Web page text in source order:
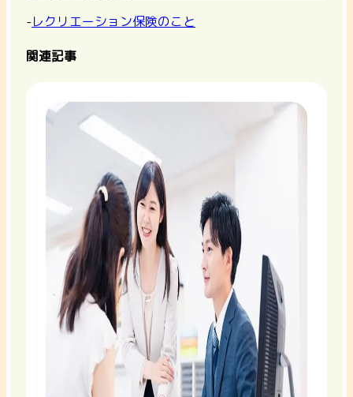
-レクリエーション保険のこと
関連記事